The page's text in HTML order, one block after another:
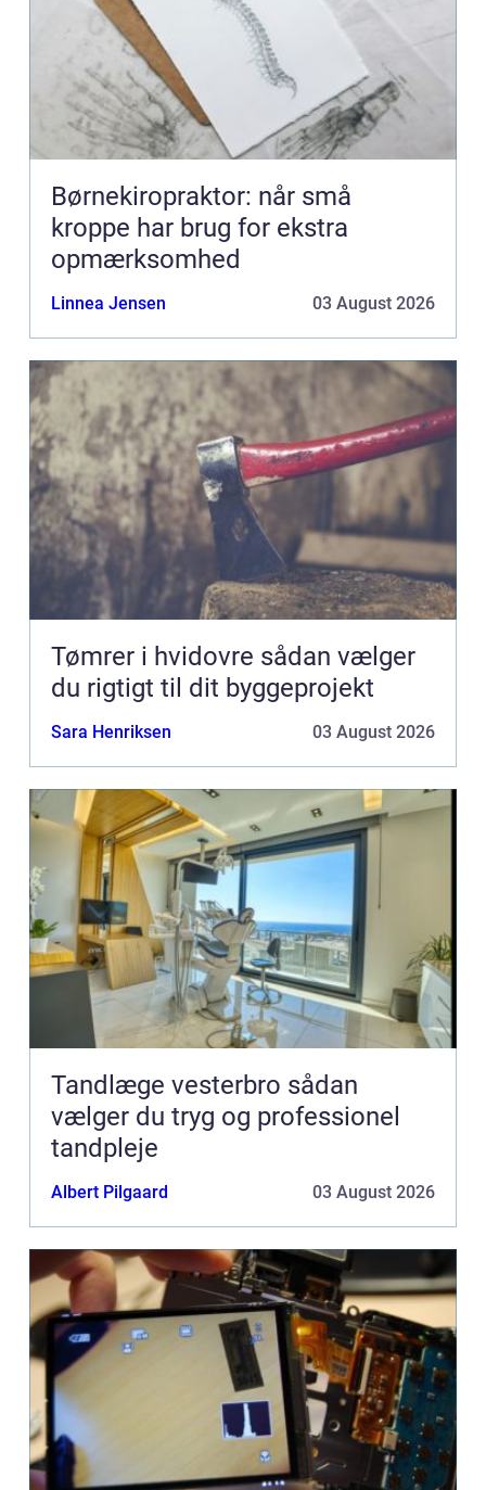
Børnekiropraktor: når små
kroppe har brug for ekstra
opmærksomhed
Linnea Jensen 03 August 2026
Tømrer i hvidovre sådan vælger
du rigtigt til dit byggeprojekt
Sara Henriksen 03 August 2026
Tandlæge vesterbro sådan
vælger du tryg og professionel
tandpleje
Albert Pilgaard 03 August 2026